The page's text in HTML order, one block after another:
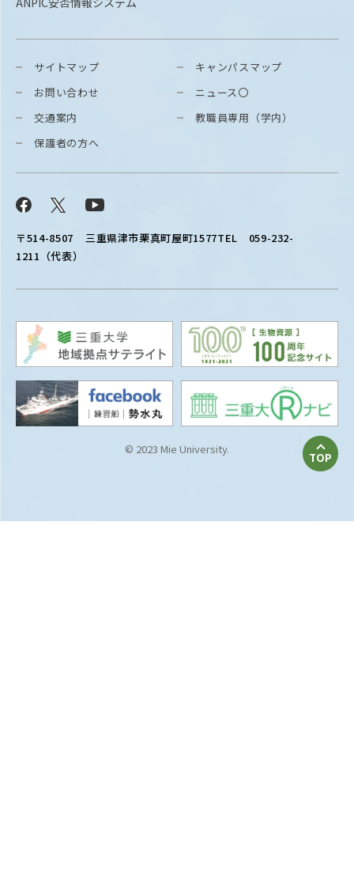
〒514-8507 三重県津市栗真町屋町1577TEL 059-232-
1211（代表）
サイトマップ
お問い合わせ
交通案内
保護者の方へ
Facebook
キャンパスマップ
ニュース〇
教職員専用（学内）
© 2023 Mie University.
TOP